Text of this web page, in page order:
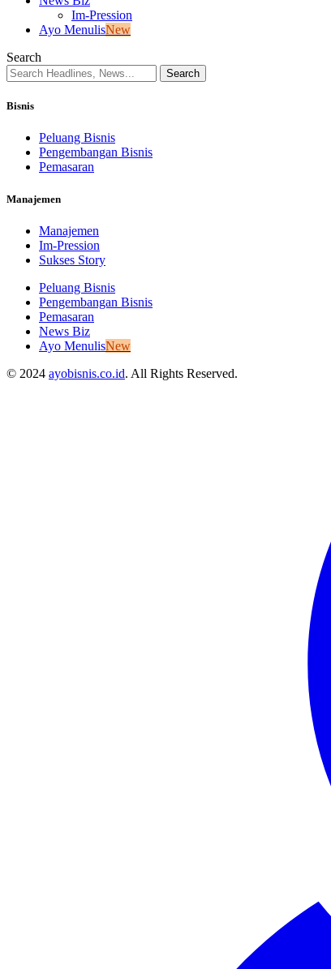
Im-Pression
Ayo MenulisNew
Search
Bisnis
Peluang Bisnis
Pengembangan Bisnis
Pemasaran
Manajemen
Manajemen
Im-Pression
Sukses Story
Peluang Bisnis
Pengembangan Bisnis
Pemasaran
News Biz
Ayo MenulisNew
© 2024 ayobisnis.co.id. All Rights Reserved.